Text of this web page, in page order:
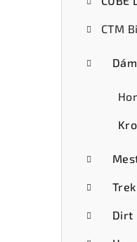
CTM
Dirt